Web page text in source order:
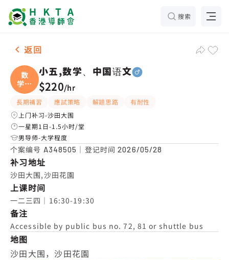
搜索
男-1名 小五,数学、中国语文，沙田大围 补习推介
返回
数
学、
中国
小五,数学、中国语文
$220/hr
長期補習 應試策略 解題思路
有耐性
上门补习-沙田大围
一星期1日-1.5小时/堂
男导师-大学程度
个案编号 A348505 ｜登记时间2026/05/28
补习地址
沙田大围,沙田花園
上课时间
一二三四｜16:30-19:30
备注
Accessible by public bus no. 72, 81 or shuttle bus
地图
沙田大围，沙田花園